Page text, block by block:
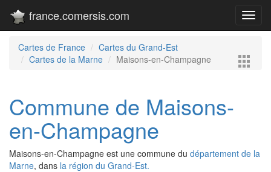
france.comersis.com
Cartes de France
Cartes du Grand-Est
Cartes de la Marne
Maisons-en-Champagne
Commune de Maisons-
en-Champagne
Maisons-en-Champagne est une commune du département de la
Marne, dans la région du Grand-Est.